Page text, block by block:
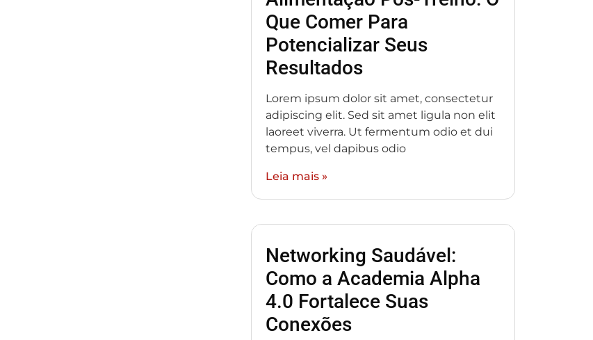
Que Comer Para
Potencializar Seus
Resultados
Lorem ipsum dolor sit amet, consectetur
adipiscing elit. Sed sit amet ligula non elit
laoreet viverra. Ut fermentum odio et dui
tempus, vel dapibus odio
Leia mais »
Networking Saudável:
Como a Academia Alpha
4.0 Fortalece Suas
Conexões